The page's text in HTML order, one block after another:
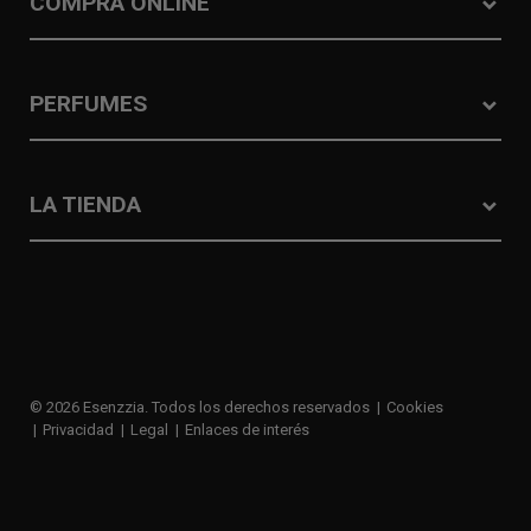
PERFUMES
LA TIENDA
© 2026 Esenzzia. Todos los derechos reservados
Cookies
Privacidad
Legal Enlaces de interés